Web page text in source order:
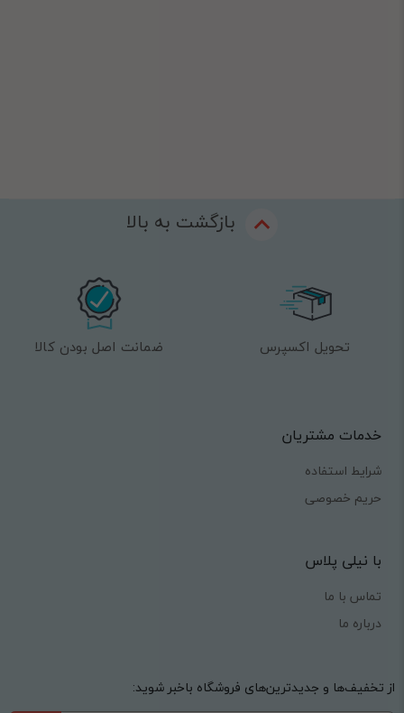
بازگشت به بالا
تحویل اکسپرس ضمانت اصل بودن کالا
خدمات مشتریان
شرایط استفاده
حریم خصوصی
با نیلی پلاس
تماس با ما
درباره ما
از تخفیف‌ها و جدیدترین‌های فروشگاه باخبر شوید: